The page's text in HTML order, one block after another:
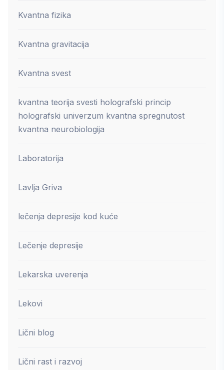
Kvantna fizika
Kvantna gravitacija
Kvantna svest
kvantna teorija svesti holografski princip
holografski univerzum kvantna spregnutost
kvantna neurobiologija
Laboratorija
Lavlja Griva
lečenja depresije kod kuće
Lečenje depresije
Lekarska uverenja
Lekovi
Lični blog
Lični rast i razvoj